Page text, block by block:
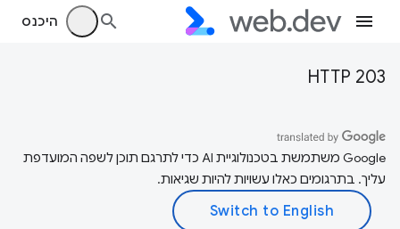
היכנס
HTTP 203
‫Google משתמשת בטכנולוגיית AI כדי לתרגם תוכן לשפה המועדפת
עליך. בתרגומים כאלו עשויות להיות שגיאות.